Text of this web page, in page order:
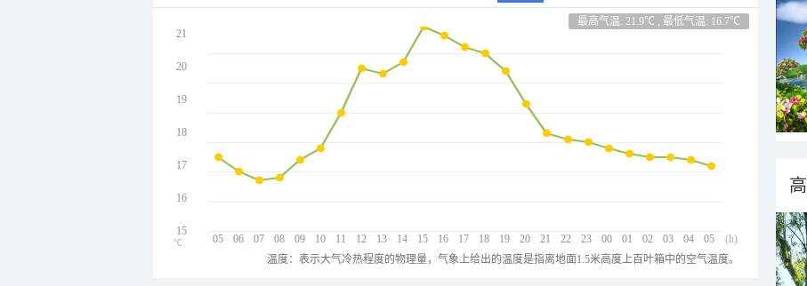
最高气温: 21.9℃ , 最低气温: 16.7℃
05 06 07 08 09 10 11 12 13 14 15 16 17 18 19 20 21 22 23 00 01 02 03 04 05
21
20
19
18
17
16
15
(h)
℃
温度：表示大气冷热程度的物理量，气象上给出的温度是指离地面1.5米高度上百叶箱中的空气温度。